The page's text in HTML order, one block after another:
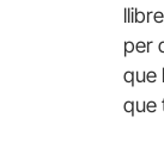
per
que
que